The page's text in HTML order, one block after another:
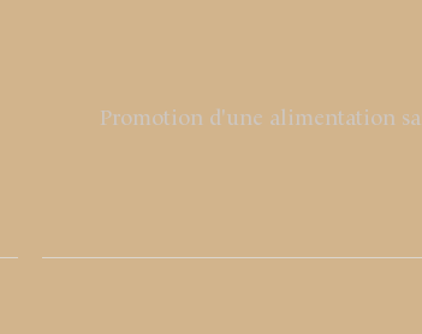
Promotion d'une alimentation